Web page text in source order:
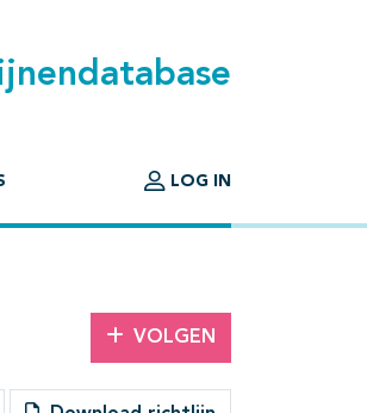
LOG IN
VOLGEN